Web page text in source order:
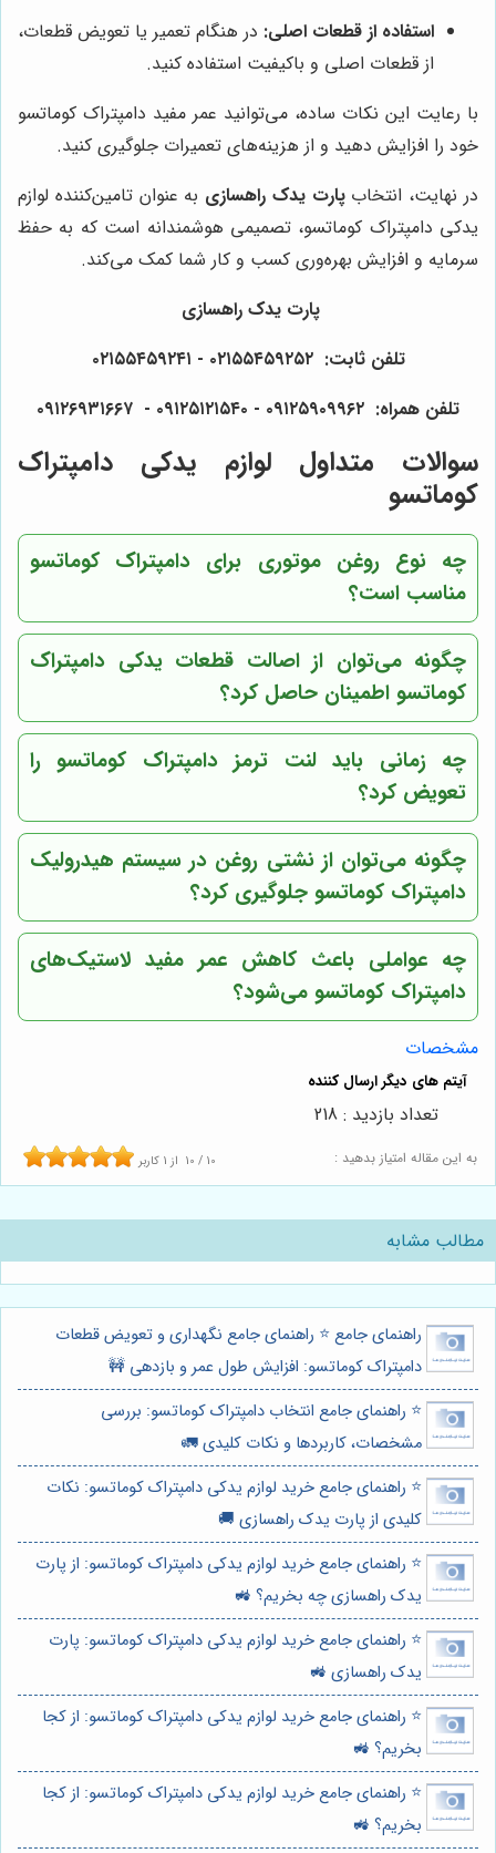
استفاده از قطعات اصلی: در هنگام تعمیر یا تعویض قطعات،
از قطعات اصلی و باکیفیت استفاده کنید.
با رعایت این نکات ساده، می‌توانید عمر مفید دامپتراک کوماتسو
خود را افزایش دهید و از هزینه‌های تعمیرات جلوگیری کنید.
در نهایت، انتخابپارت یدک راهسازی به عنوان تامین‌کننده لوازم
یدکی دامپتراک کوماتسو، تصمیمی هوشمندانه است که به حفظ
سرمایه و افزایش بهره‌وری کسب و کار شما کمک می‌کند.
پارت یدک راهسازی
تلفن ثابت: ۰۲۱۵۵۴۵۹۲۵۲ - ۰۲۱۵۵۴۵۹۲۴۱
تلفن همراه: ۰۹۱۲۵۹۰۹۹۶۲ - ۰۹۱۲۵۱۲۱۵۴۰‌‌‌ - ۰۹۱۲۶۹۳۱۶۶۷
سوالات متداول لوازم یدکی دامپتراک
کوماتسو
چه نوع روغن موتوری برای دامپتراک کوماتسو
مناسب است؟
چگونه می‌توان از اصالت قطعات یدکی دامپتراک
کوماتسو اطمینان حاصل کرد؟
چه زمانی باید لنت ترمز دامپتراک کوماتسو را
تعویض کرد؟
چگونه می‌توان از نشتی روغن در سیستم هیدرولیک
دامپتراک کوماتسو جلوگیری کرد؟
چه عواملی باعث کاهش عمر مفید لاستیک‌های
دامپتراک کوماتسو می‌شود؟
مشخصات
به این مقاله امتیاز بدهید : 10 / 10 از 1 کاربر
تعداد بازدید : 218
مطالب مشابه
راهنمای جامع ⭐️ راهنمای جامع نگهداری و تعویض قطعات
دامپتراک کوماتسو: افزایش طول عمر و بازدهی 🚧
⭐️ راهنمای جامع انتخاب دامپتراک کوماتسو: بررسی
مشخصات، کاربردها و نکات کلیدی 🚛
⭐️ راهنمای جامع خرید لوازم یدکی دامپتراک کوماتسو: نکات
کلیدی از پارت یدک راهسازی 🚚
⭐️ راهنمای جامع خرید لوازم یدکی دامپتراک کوماتسو: از پارت
یدک راهسازی چه بخریم؟ 🚜
⭐️ راهنمای جامع خرید لوازم یدکی دامپتراک کوماتسو: پارت
یدک راهسازی 🚜
⭐️ راهنمای جامع خرید لوازم یدکی دامپتراک کوماتسو: از کجا
بخریم؟ 🚜
⭐️ راهنمای جامع خرید لوازم یدکی دامپتراک کوماتسو: از کجا
بخریم؟ 🚜